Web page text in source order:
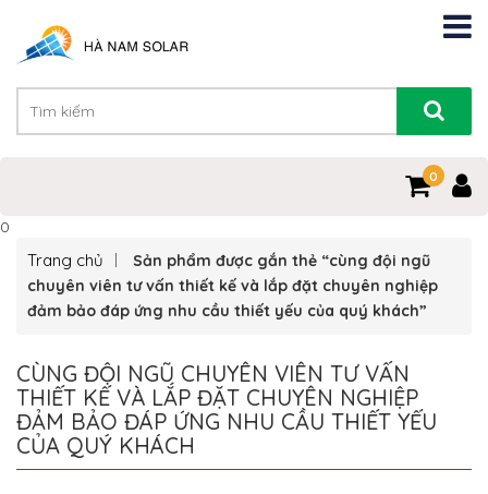
0
0
Trang chủ
Sản phẩm được gắn thẻ “cùng đội ngũ
chuyên viên tư vấn thiết kế và lắp đặt chuyên nghiệp
đảm bảo đáp ứng nhu cầu thiết yếu của quý khách”
CÙNG ĐỘI NGŨ CHUYÊN VIÊN TƯ VẤN
THIẾT KẾ VÀ LẮP ĐẶT CHUYÊN NGHIỆP
ĐẢM BẢO ĐÁP ỨNG NHU CẦU THIẾT YẾU
CỦA QUÝ KHÁCH